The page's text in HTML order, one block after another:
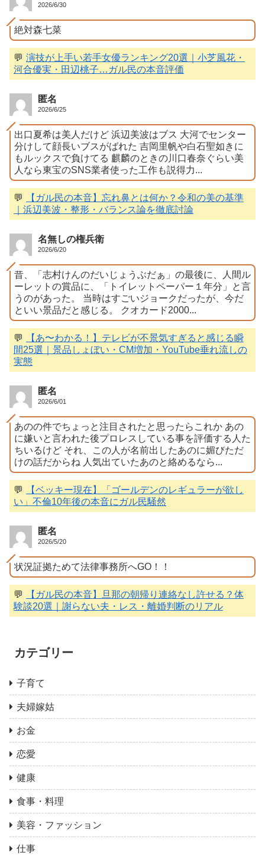
2026/6/30
絶対森七菜
💬 演技が上手い若手女優ランキング20選｜小芝風花・
河合優実・田辺桃子…ガル民の本音評価
匿名
2026/6/25
出口夏希は美人だけど 浜辺美波はブス 大河でセンター
分けして顔長いブスがばれた 吉岡里帆や白石聖如きに
もルックスで負けてる 麒麟のときの川口春奈ぐらい美
人なら東宝のSNS業者使った工作も説得力...
💬
【ガル民の本音】忘れ鼻とは何か？令和の美の基準
｜浜辺美波・整形・バランス論を徹底討論
名無しの権兵衛
2026/6/20
昔、「志村けんのだいじょうぶだぁ」の最後に、人間ル
ーレットの賞品に、「トイレットペーパー１年分」と言
うのがあった。 当時はすごいジョークだったが、今だ
といい景品だと感じる。 クオカード2000...
💬
【あ〜わかる！】テレビが不景気すぎると感じる瞬
間25選｜景品しょぼい・CM増加・YouTube垂れ流しの
実態
匿名
2026/6/01
あのの件でちょっと注目されたと思ったらこれか あの
に嫌いと言われた後プロレスしている事を評価する人た
ちいるけど それ、この人が名前出したあのに媚びただ
けの話だからね 人気出ていたあのと絡めるなら...
💬
【ベッキー現在】「ゴールデンのレギュラーが欲し
い」不倫10年後の本音にガル民騒然
匿名
2026/5/20
状況証拠ためて法律事務所へGO！！
💬
【ガル民の本音】旦那の朝帰り連絡なし許せる？体
験談20選｜謝らない夫・レス・離婚判断のリアル
カテゴリー
子育て
夫婦嫁姑
お金
恋愛
健康
食事・料理
美容・ファッション
仕事